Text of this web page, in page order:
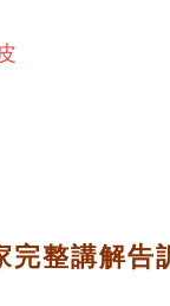
整講解告